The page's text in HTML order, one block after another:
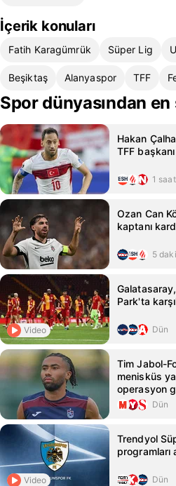
İçerik konuları
Fatih Karagümrük Süper Lig
Beşiktaş Alanyaspor TFF
Spor dünyasından
Hakan
TFF
1
Ozan Can
kaptanı
5
Video
Park'ta
Dün
Tim Jabol-
menisküs
operasyon
Dün
Video
Trendyol
programları
Dün